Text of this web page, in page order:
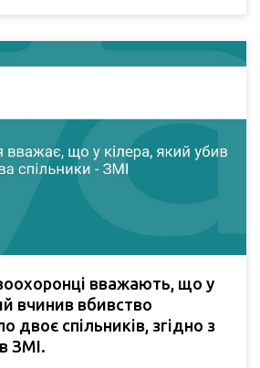
вважають, що у
вчинив вбивство
двоє спільників, згідно з
ЗМІ.